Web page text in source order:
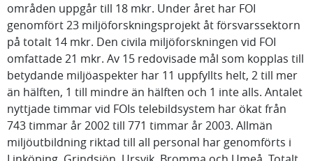
områden uppgår till 18 mkr. Under året har FOI
genomfört 23 miljöforskningsprojekt åt försvarssektorn
på totalt 14 mkr. Den civila miljöforskningen vid FOI
omfattade 21 mkr. Av 15 redovisade mål som kopplas till
betydande miljöaspekter har 11 uppfyllts helt, 2 till mer
än hälften, 1 till mindre än hälften och 1 inte alls. Antalet
nyttjade timmar vid FOIs telebildsystem har ökat från
743 timmar år 2002 till 771 timmar år 2003. Allmän
miljöutbildning riktad till all personal har genomförts i